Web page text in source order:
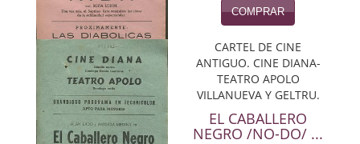
Teatro
Tema Local
Terrorismo
COMPRAR
CARTEL DE CINE
ANTIGUO. CINE DIANA-
TEATRO APOLO
VILLANUEVA Y GELTRU.
EL CABALLERO
NEGRO /NO-DO/ ...